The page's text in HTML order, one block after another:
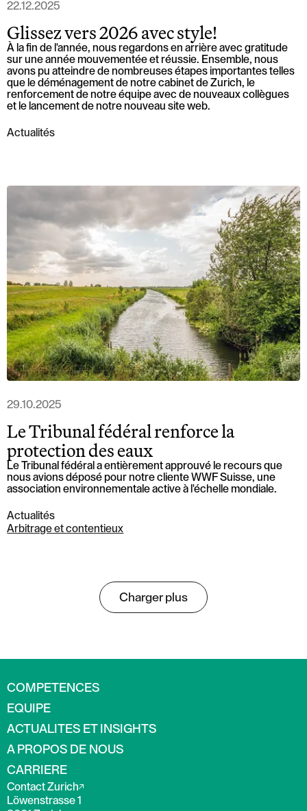
22.12.2025
Glissez vers 2026 avec style!
À la fin de l'année, nous regardons en arrière avec gratitude
sur une année mouvementée et réussie. Ensemble, nous
avons pu atteindre de nombreuses étapes importantes telles
que le déménagement de notre cabinet de Zurich, le
renforcement de notre équipe avec de nouveaux collègues
et le lancement de notre nouveau site web.
Actualités
29.10.2025
Le Tribunal fédéral renforce la
protection des eaux
Le Tribunal fédéral a entièrement approuvé le recours que
nous avions déposé pour notre cliente WWF Suisse, une
association environnementale active à l'échelle mondiale.
Actualités
Arbitrage et contentieux
Charger plus
COMPETENCES
EQUIPE
ACTUALITES ET INSIGHTS
A PROPOS DE NOUS
CARRIERE
Contact Zurich
Löwenstrasse 1